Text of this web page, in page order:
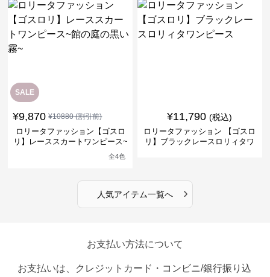
SALE
¥9,870 ¥10880(割引前)
ロリータファッション【ゴスロ
リ】レーススカートワンピース~
全4色
¥11,790 (税込)
ロリータファッション 【ゴスロ
リ】ブラックレースロリィタワ
人気アイテム一覧へ ›
お支払い方法について
お支払いは、クレジットカード・コンビニ/銀行振り込